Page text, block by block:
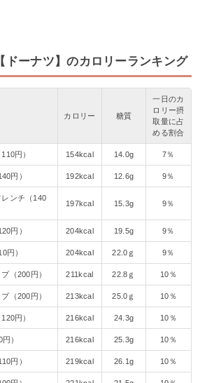
ドーナツ】のカロリーランキング
カロリー 糖質
一日のカ
ロリー摂
取量に占
める割合
円） 154kcal 14.0g 7％
円） 192kcal 12.6g 9％
ンチ（140
197kcal 15.3g 9％
円） 204kcal 19.5g 9％
円） 204kcal 22.0ｇ 9％
（200円） 211kcal 22.8ｇ 10％
（200円） 213kcal 25.0ｇ 10％
円） 216kcal 24.3g 10％
） 216kcal 25.3g 10％
円） 219kcal 26.1g 10％